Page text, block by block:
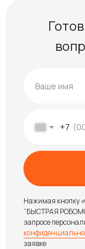
+7
Нажимая кнопку
“БЫСТРАЯ
запросе
заявке